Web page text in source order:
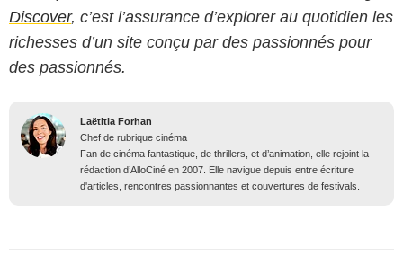
Discover, c’est l’assurance d’explorer au quotidien les
richesses d’un site conçu par des passionnés pour
des passionnés.
Laëtitia Forhan
Chef de rubrique cinéma
Fan de cinéma fantastique, de thrillers, et d’animation, elle rejoint la
rédaction d’AlloCiné en 2007. Elle navigue depuis entre écriture
d'articles, rencontres passionnantes et couvertures de festivals.